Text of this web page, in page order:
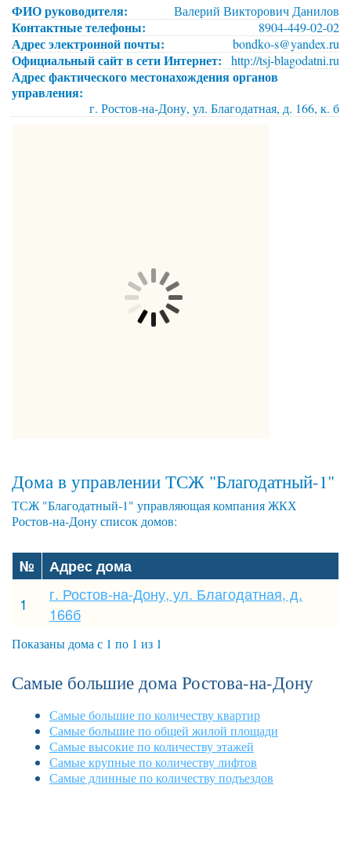
ФИО руководителя: Валерий Викторович Данилов
Контактные телефоны: 8904-449-02-02
Адрес электронной почты: bondko-s@yandex.ru
Официальный сайт в сети Интернет: http://tsj-blagodatni.ru
Адрес фактического местонахождения органов
управления:
г. Ростов-на-Дону, ул. Благодатная, д. 166, к. б
Дома в управлении ТСЖ "Благодатный-1"
ТСЖ "Благодатный-1" управляющая компания ЖКХ
Ростов-на-Дону список домов:
№
Адрес дома
1
г. Ростов-на-Дону, ул. Благодатная, д.
166б
Показаны дома с 1 по 1 из 1
Самые большие дома Ростова-на-Дону
Самые большие по количеству квартир
Самые большие по общей жилой площади
Самые высокие по количеству этажей
Самые крупные по количеству лифтов
Самые длинные по количеству подъездов